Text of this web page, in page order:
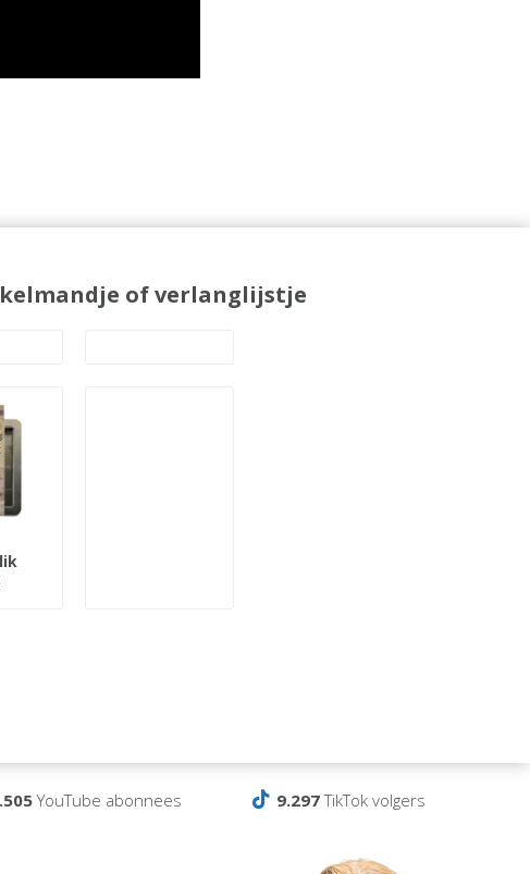
of verlanglijstje
YouTube abonnees 9.297TikTok volgers